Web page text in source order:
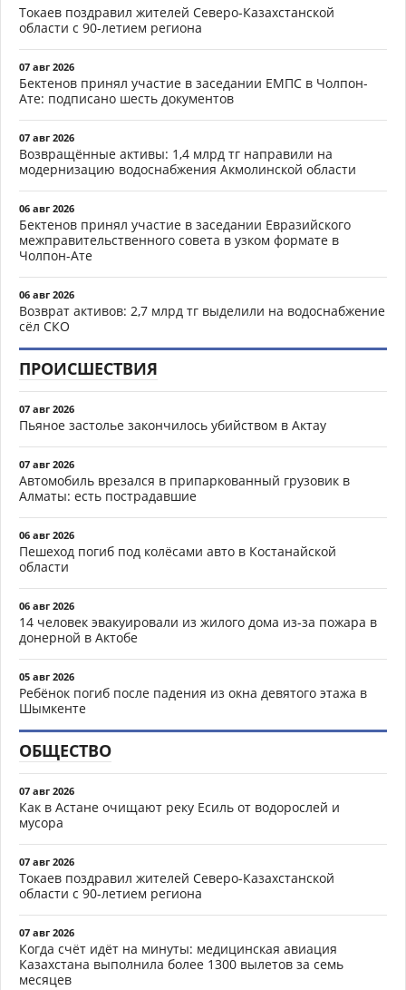
Токаев поздравил жителей Северо-Казахстанской
области с 90-летием региона
07 авг 2026
Бектенов принял участие в заседании ЕМПС в Чолпон-
Ате: подписано шесть документов
07 авг 2026
Возвращённые активы: 1,4 млрд тг направили на
модернизацию водоснабжения Акмолинской области
06 авг 2026
Бектенов принял участие в заседании Евразийского
межправительственного совета в узком формате в
Чолпон-Ате
06 авг 2026
Возврат активов: 2,7 млрд тг выделили на водоснабжение
сёл СКО
ПРОИСШЕСТВИЯ
07 авг 2026
Пьяное застолье закончилось убийством в Актау
07 авг 2026
Автомобиль врезался в припаркованный грузовик в
Алматы: есть пострадавшие
06 авг 2026
Пешеход погиб под колёсами авто в Костанайской
области
06 авг 2026
14 человек эвакуировали из жилого дома из-за пожара в
донерной в Актобе
05 авг 2026
Ребёнок погиб после падения из окна девятого этажа в
Шымкенте
ОБЩЕСТВО
07 авг 2026
Как в Астане очищают реку Есиль от водорослей и
мусора
07 авг 2026
Токаев поздравил жителей Северо-Казахстанской
области с 90-летием региона
07 авг 2026
Когда счёт идёт на минуты: медицинская авиация
Казахстана выполнила более 1300 вылетов за семь
месяцев